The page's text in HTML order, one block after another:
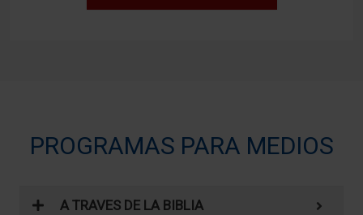
PROGRAMAS PARA MEDIOS
A TRAVES DE LA BIBLIA